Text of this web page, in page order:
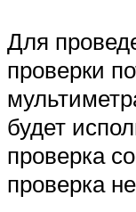
Для
проверки
будет
проверка
проверка